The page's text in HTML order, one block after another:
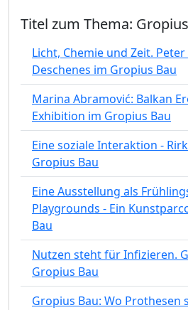
Titel zum Thema:
Licht, Chemie und Zeit.
Deschenes im Gropius Bau
Marina Abramović: Balkan
Exhibition im Gropius Bau
Eine soziale Interaktion -
Gropius Bau
Eine Ausstellung als
Playgrounds - Ein
Bau
Nutzen steht für Infizieren.
Gropius Bau
Gropius Bau: Wo Prothesen